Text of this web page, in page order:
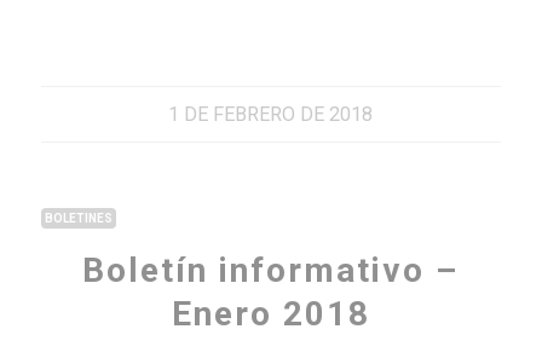
1 DE FEBRERO DE 2018
BOLETINES
Boletín informativo –
Enero 2018